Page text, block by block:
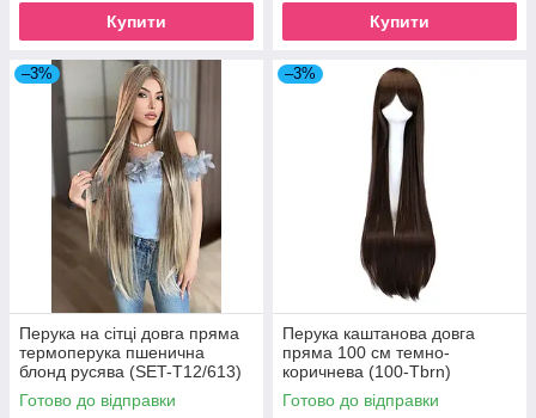
Купити Купити
–3%
Перука на сітці довга пряма
термоперука пшенична
блонд русява (SET-T12/613)
Готово до відправки
–3%
Перука каштанова довга
пряма 100 см темно-
коричнева (100-Tbrn)
Готово до відправки